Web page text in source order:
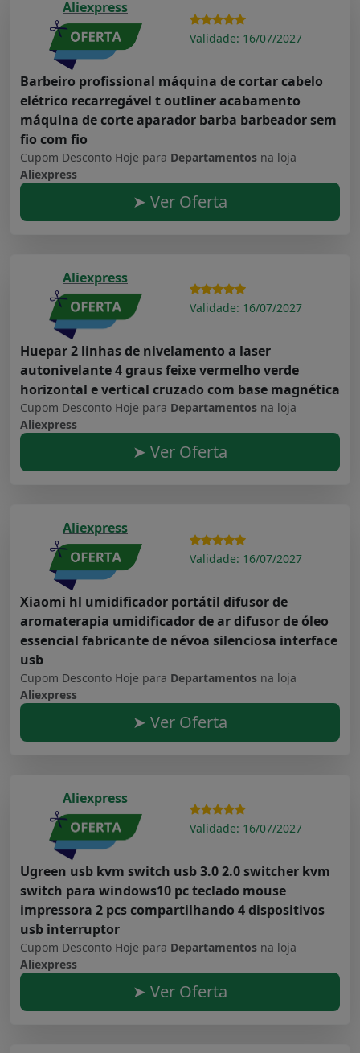
Aliexpress
Validade: 16/07/2027
Barbeiro profissional máquina de cortar cabelo
elétrico recarregável t outliner acabamento
máquina de corte aparador barba barbeador sem
fio com fio
Cupom Desconto Hoje para Departamentos na loja
Aliexpress
➤ Ver Oferta
Aliexpress
Validade: 16/07/2027
Huepar 2 linhas de nivelamento a laser
autonivelante 4 graus feixe vermelho verde
horizontal e vertical cruzado com base magnética
Cupom Desconto Hoje para Departamentos na loja
Aliexpress
➤ Ver Oferta
Aliexpress
Validade: 16/07/2027
Xiaomi hl umidificador portátil difusor de
aromaterapia umidificador de ar difusor de óleo
essencial fabricante de névoa silenciosa interface
usb
Cupom Desconto Hoje para Departamentos na loja
Aliexpress
➤ Ver Oferta
Aliexpress
Validade: 16/07/2027
Ugreen usb kvm switch usb 3.0 2.0 switcher kvm
switch para windows10 pc teclado mouse
impressora 2 pcs compartilhando 4 dispositivos
usb interruptor
Cupom Desconto Hoje para Departamentos na loja
Aliexpress
➤ Ver Oferta